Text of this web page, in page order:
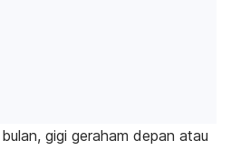
gigi geraham depan atau